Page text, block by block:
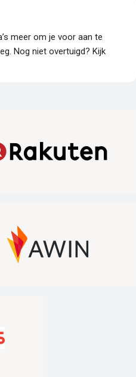
meer om je voor aan te
Nog niet overtuigd? Kijk